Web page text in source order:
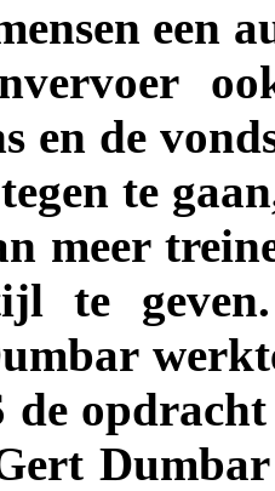
een
en de
te
meer
te
de